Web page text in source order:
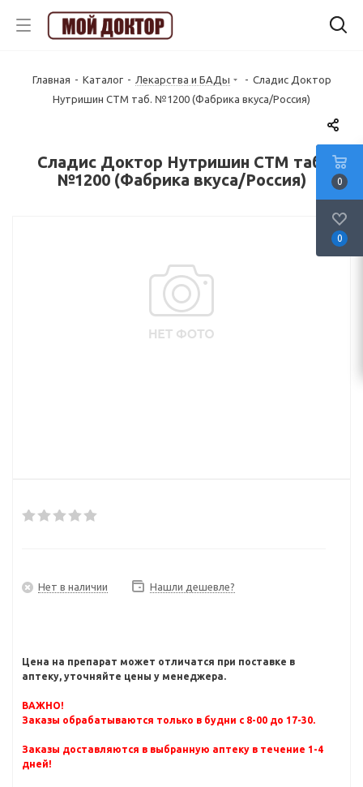
Главная - Каталог - Лекарства и БАДы - Сладис Доктор
Нутришин СТМ таб. №1200 (Фабрика вкуса/Россия)
Сладис Доктор Нутришин СТМ таб.
№1200 (Фабрика вкуса/Россия)
Нет в наличии Нашли дешевле?
Цена на препарат может отличатся при поставке в
аптеку, уточняйте цены у менеджера.
ВАЖНО!
Заказы обрабатываются только в будни с 8-00 до 17-30.
Заказы доставляются в выбранную аптеку в течение 1-4
дней!
0
0